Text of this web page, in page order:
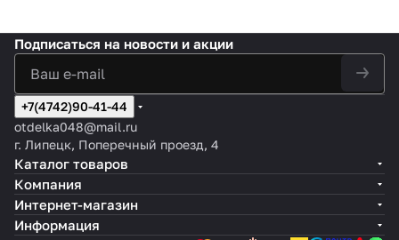
вкручивании в полки стоечного
профиля.
Высокая точность
позволяет легко создавать
конструкцию, обеспечивая
соответствие всем заявленным
характеристикам.
Профиль сертифицирован для
применения в системах Gyproc
для перегородок, потолков,
облицовок.
Применение
Подписаться на новости и акции
+7(4742)90-41-44
otdelka048@mail.ru
г. Липецк, Поперечный проезд, 4
Каталог товаров
Компания
Интернет-магазин
Информация